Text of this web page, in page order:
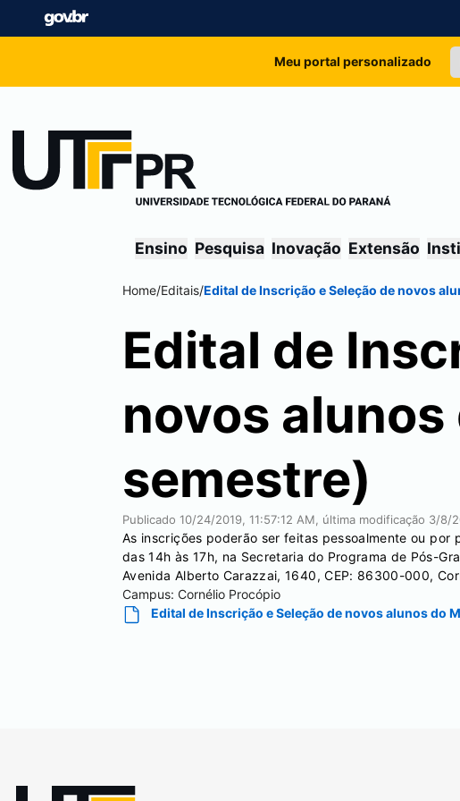
Meu portal personalizado
Ensino Pesquisa Inovação Extensão
Home/Editais/Edital de Inscrição e Seleção de novos
Edital de
novos
semestre)
Publicado 10/24/2019, 11:57:12 AM , última modificação 3/8/
As inscrições poderão ser feitas pessoalmente ou
das 14h às 17h, na Secretaria do Programa de Pós-
Avenida Alberto Carazzai, 1640, CEP: 86300-000,
Campus: Cornélio Procópio
Edital de Inscrição e Seleção de novos alunos do